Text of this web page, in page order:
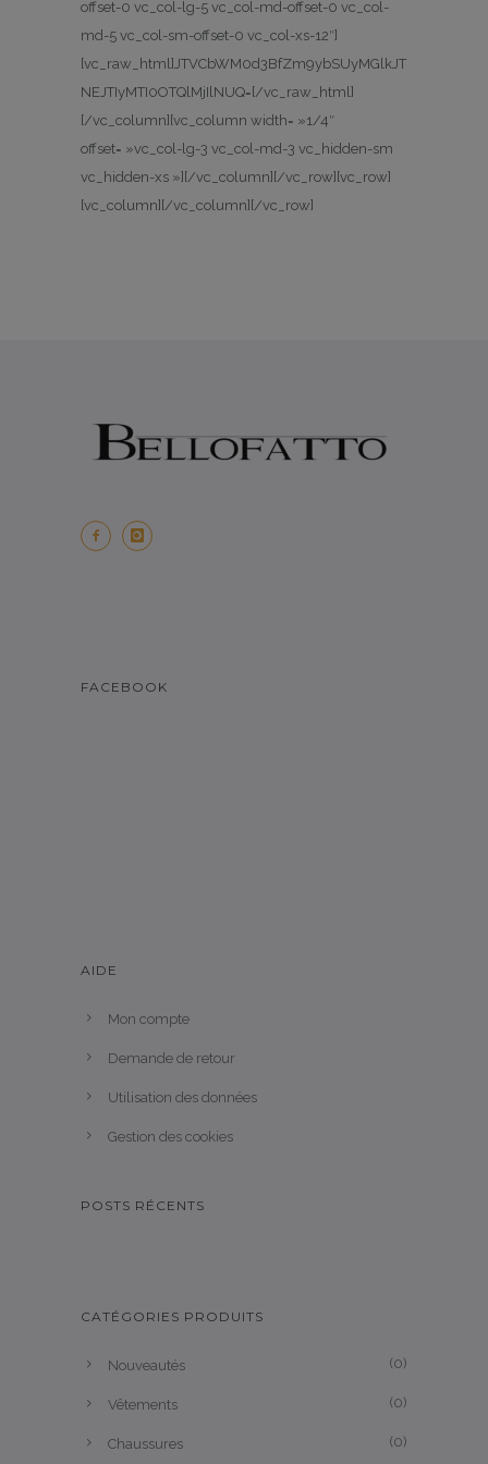
offset-0 vc_col-lg-5 vc_col-md-offset-0 vc_col-
md-5 vc_col-sm-offset-0 vc_col-xs-12″]
[vc_raw_html]JTVCbWM0d3BfZm9ybSUyMGlkJT
NEJTIyMTI0OTQlMjIlNUQ=[/vc_raw_html]
[/vc_column][vc_column width= »1/4″
offset= »vc_col-lg-3 vc_col-md-3 vc_hidden-sm
vc_hidden-xs »][/vc_column][/vc_row][vc_row]
[vc_column][/vc_column][/vc_row]
FACEBOOK
AIDE
Mon compte
Demande de retour
Utilisation des données
Gestion des cookies
POSTS RÉCENTS
CATÉGORIES PRODUITS
Nouveautés (0)
Vêtements (0)
Chaussures (0)